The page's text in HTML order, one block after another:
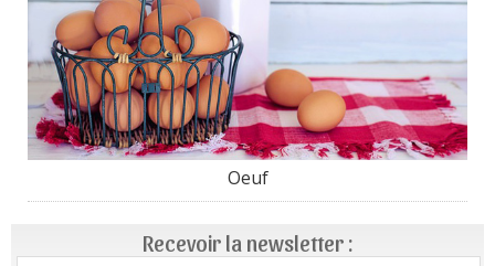
Oeuf
Recevoir la newsletter :